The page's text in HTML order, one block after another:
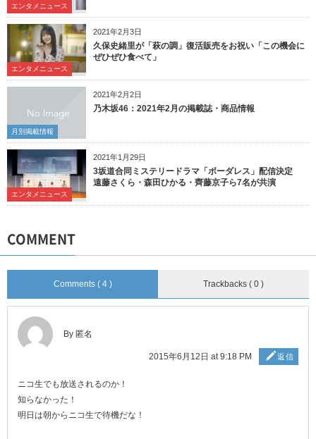
エンタメニュース
2021年2月3日
エンタメニュース
久保史緒里が「萩の調」復活販売をお祝い「この機会に
ぜひぜひ食べて」
2021年2月2日
月別掲載情報
乃木坂46：2021年2月の掲載誌・商品情報
2021年1月29日
エンタメニュース
3坂道合同ミステリードラマ「ボーダレス」配信決定
遠藤さくら・森田ひかる・齊藤京子ら7名が共演
COMMENT
Comments ( 4 ) Trackbacks ( 0 )
By 匿名
2015年6月12日 at 9:18 PM 返信
ニコ生でも放送されるのか！
知らなかった！
明日は朝からニコ生で待機だな！